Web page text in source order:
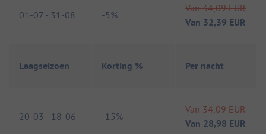
01-07 - 31-08 -5%
Van 34,09 EUR
Van 32,39 EUR
Laagseizoen Korting % Per nacht
20-03 - 18-06 -15%
Van 34,09 EUR
Van 28,98 EUR